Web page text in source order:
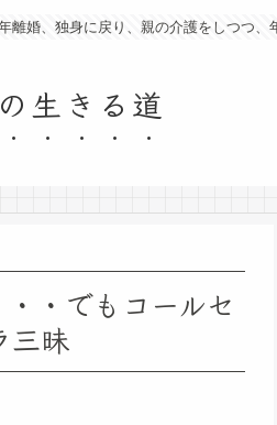
離婚、独身に戻り、親の介護をしつつ、
生きる道
・でもコールセ
三昧